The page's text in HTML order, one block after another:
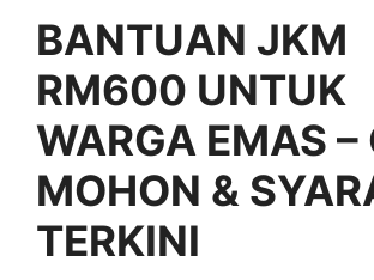
BANTUAN JKM
RM600 UNTUK
WARGA EMAS –
MOHON &
TERKINI